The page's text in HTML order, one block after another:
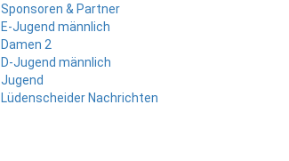
Sponsoren & Partner
E-Jugend männlich
Damen 2
D-Jugend männlich
Jugend
Lüdenscheider Nachrichten